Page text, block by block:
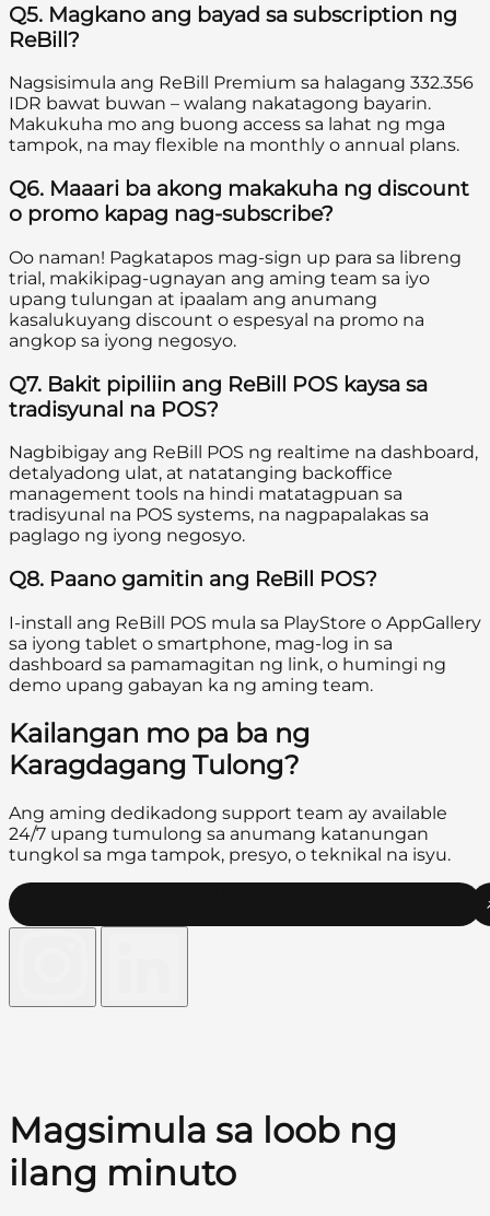
Q5. Magkano ang bayad sa subscription ng
ReBill?
Nagsisimula ang ReBill Premium sa halagang 332.356
IDR bawat buwan – walang nakatagong bayarin.
Makukuha mo ang buong access sa lahat ng mga
tampok, na may flexible na monthly o annual plans.
Q6. Maaari ba akong makakuha ng discount
o promo kapag nag-subscribe?
Oo naman! Pagkatapos mag-sign up para sa libreng
trial, makikipag-ugnayan ang aming team sa iyo
upang tulungan at ipaalam ang anumang
kasalukuyang discount o espesyal na promo na
angkop sa iyong negosyo.
Q7. Bakit pipiliin ang ReBill POS kaysa sa
tradisyunal na POS?
Nagbibigay ang ReBill POS ng realtime na dashboard,
detalyadong ulat, at natatanging backoffice
management tools na hindi matatagpuan sa
tradisyunal na POS systems, na nagpapalakas sa
paglago ng iyong negosyo.
Q8. Paano gamitin ang ReBill POS?
I-install ang ReBill POS mula sa PlayStore o AppGallery
sa iyong tablet o smartphone, mag-log in sa
dashboard sa pamamagitan ng link, o humingi ng
demo upang gabayan ka ng aming team.
Kailangan mo pa ba ng
Karagdagang Tulong?
Ang aming dedikadong support team ay available
24/7 upang tumulong sa anumang katanungan
tungkol sa mga tampok, presyo, o teknikal na isyu.
Magsimula sa loob ng
ilang minuto